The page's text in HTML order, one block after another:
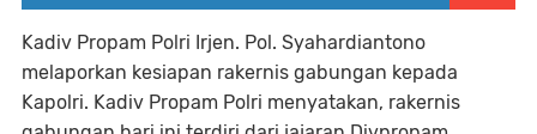
Kadiv Propam Polri Irjen. Pol. Syahardiantono
melaporkan kesiapan rakernis gabungan kepada
Kapolri. Kadiv Propam Polri menyatakan, rakernis